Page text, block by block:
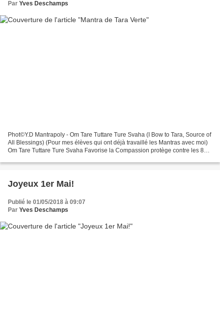
Par Yves Deschamps
Phot©️Y.D Mantrapoly - Om Tare Tuttare Ture Svaha (I Bow to Tara, Source of
All Blessings) (Pour mes élèves qui ont déjà travaillé les Mantras avec moi)
Om Tare Tuttare Ture Svaha Favorise la Compassion protège contre les 8
Joyeux 1er Mai!
Publié le 01/05/2018 à 09:07
Par Yves Deschamps